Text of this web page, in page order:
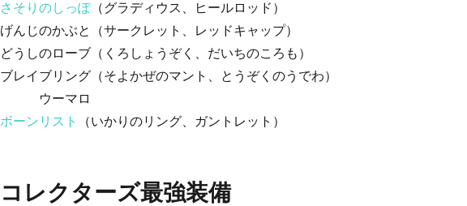
さそりのしっぽ（グラディウス、ヒールロッド）
げんじのかぶと（サークレット、レッドキャップ）
どうしのローブ（くろしょうぞく、だいちのころも）
ブレイブリング（そよかぜのマント、とうぞくのうでわ）
ウーマロ
ボーンリスト
（いかりのリング、ガントレット）
コレクターズ最強装備